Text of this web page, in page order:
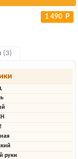
1 490 Р
(3)
руки